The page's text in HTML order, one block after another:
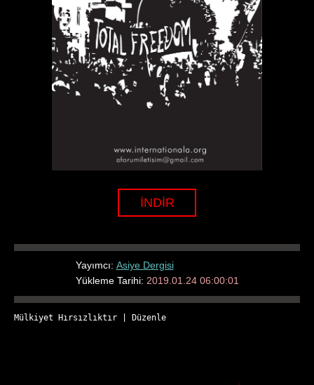
İNDİR
Yayımcı: Asiye Dergisi
Yükleme Tarihi: 2019.01.24 06:00:01
Mülkiyet Hırsızlıktır Düzenle